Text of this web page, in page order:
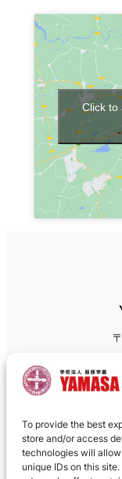
To provide the best
store and/or access
technologies will
unique IDs on this
Click to
郵送の場合は私